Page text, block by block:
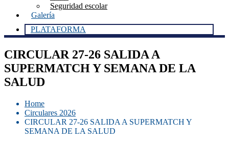
Seguridad escolar
Galería
PLATAFORMA
CIRCULAR 27-26 SALIDA A
SUPERMATCH Y SEMANA DE LA
SALUD
Home
Circulares 2026
CIRCULAR 27-26 SALIDA A SUPERMATCH Y
SEMANA DE LA SALUD